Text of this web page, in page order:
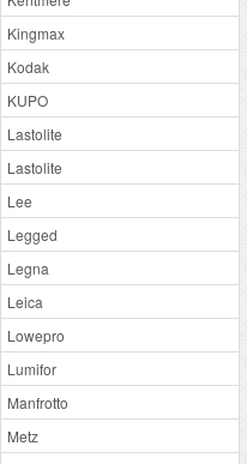
Kingmax
Kodak
KUPO
Lastolite
Lastolite
Lee
Legged
Legna
Leica
Lowepro
Lumifor
Manfrotto
Metz